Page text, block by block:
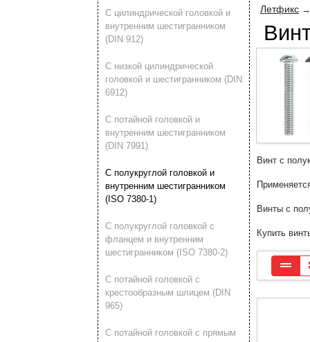
С цилиндрической головкой и
внутренним шестигранником
(DIN 912)
С низкой цилиндрической
головкой и шестигранником (DIN
6912)
С потайной головкой и
внутренним шестигранником
(DIN 7991)
С полукруглой головкой и
внутренним шестигранником
(ISO 7380-1)
С полукруглой головкой с
фланцем и внутренним
шестигранником (ISO 7380-2)
С потайной головкой с
крестообразным шлицем (DIN
965)
С потайной головкой с прямым
Летфикс
Винт с
Винты с
Купить